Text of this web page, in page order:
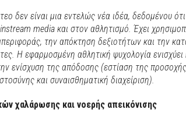
δεν είναι μια εντελώς νέα ιδέα, δεδομένου
media και στον αθλητισμό. Έχει
την απόκτηση δεξιοτήτων και την
Η εφαρμοσμένη αθλητική ψυχολογία ενισχύει
ενίσχυση της απόδοσης (εστίαση της προσοχής,
και συναισθηματική διαχείριση).
χαλάρωσης και νοερής απεικόνισης